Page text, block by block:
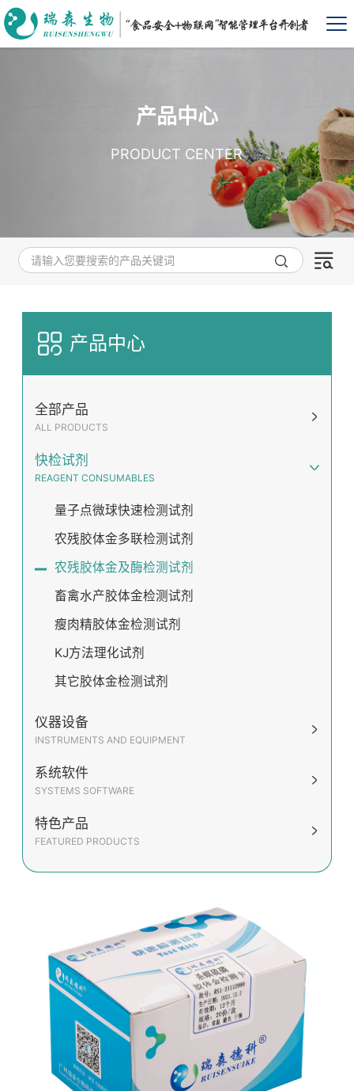
产品中心
PRODUCT CENTER
产品中心
全部产品
ALL PRODUCTS
快检试剂
REAGENT CONSUMABLES
量子点微球快速检测试剂
农残胶体金多联检测试剂
农残胶体金及酶检测试剂
畜禽水产胶体金检测试剂
瘦肉精胶体金检测试剂
KJ方法理化试剂
其它胶体金检测试剂
仪器设备
INSTRUMENTS AND EQUIPMENT
系统软件
SYSTEMS SOFTWARE
特色产品
FEATURED PRODUCTS